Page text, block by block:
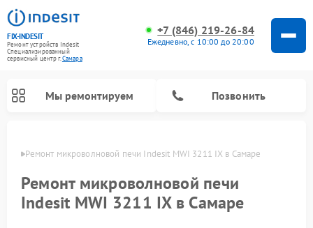
FIX-INDESIT
Ремонт устройств Indesit
Специализированный
cервисный центр г.Самара
+7 (846) 219-26-84
Ежедневно, с 10:00 до 20:00
Мы ремонтируем Позвонить
Ремонт микроволновой печи Indesit MWI 3211 IX в Самаре
Ремонт микроволновой печи
Indesit MWI 3211 IX в Самаре